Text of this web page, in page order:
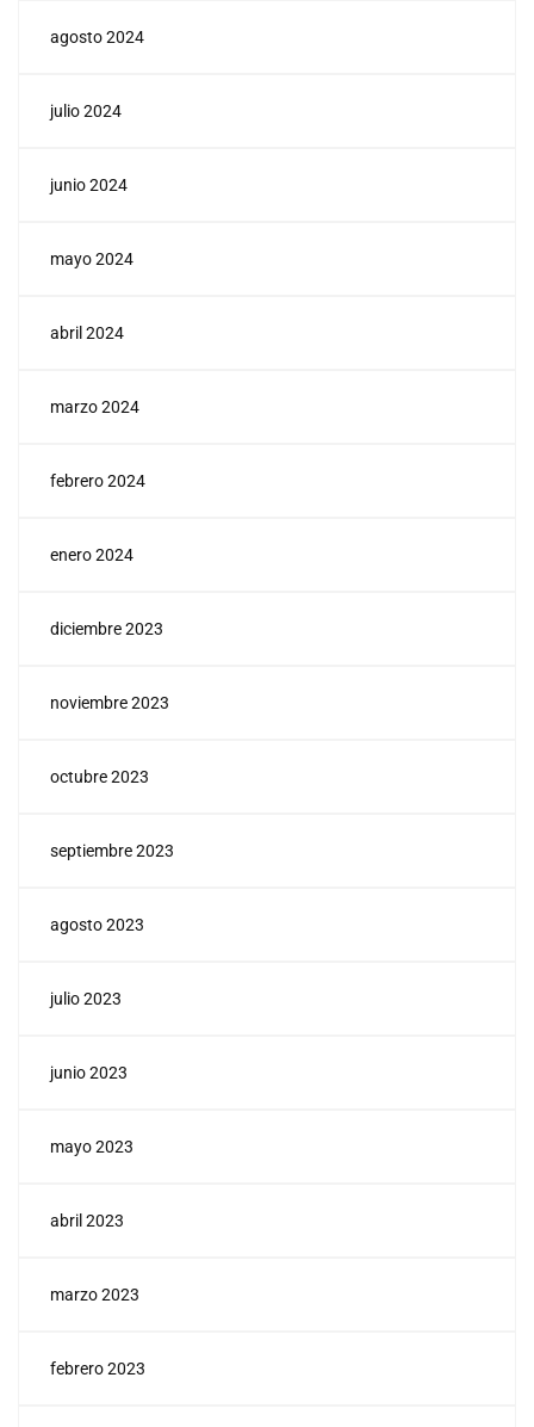
agosto 2024
julio 2024
junio 2024
mayo 2024
abril 2024
marzo 2024
febrero 2024
enero 2024
diciembre 2023
noviembre 2023
octubre 2023
septiembre 2023
agosto 2023
julio 2023
junio 2023
mayo 2023
abril 2023
marzo 2023
febrero 2023